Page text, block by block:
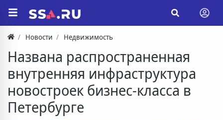
Новости Недвижимость
Названа распространенная
внутренняя инфраструктура
новостроек бизнес-класса в
Петербурге